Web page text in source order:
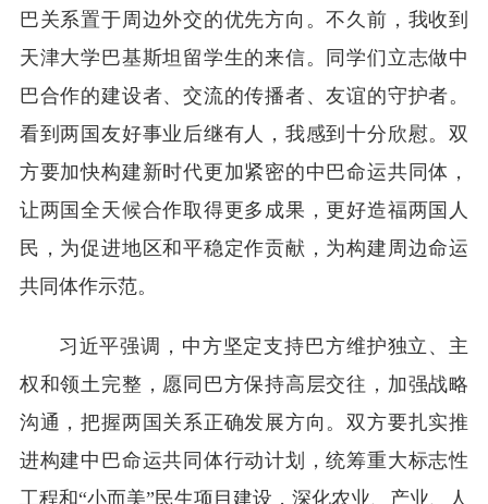
巴关系置于周边外交的优先方向。不久前，我收到
天津大学巴基斯坦留学生的来信。同学们立志做中
巴合作的建设者、交流的传播者、友谊的守护者。
看到两国友好事业后继有人，我感到十分欣慰。双
方要加快构建新时代更加紧密的中巴命运共同体，
让两国全天候合作取得更多成果，更好造福两国人
民，为促进地区和平稳定作贡献，为构建周边命运
共同体作示范。
习近平强调，中方坚定支持巴方维护独立、主
权和领土完整，愿同巴方保持高层交往，加强战略
沟通，把握两国关系正确发展方向。双方要扎实推
进构建中巴命运共同体行动计划，统筹重大标志性
工程和“小而美”民生项目建设，深化农业、产业、人